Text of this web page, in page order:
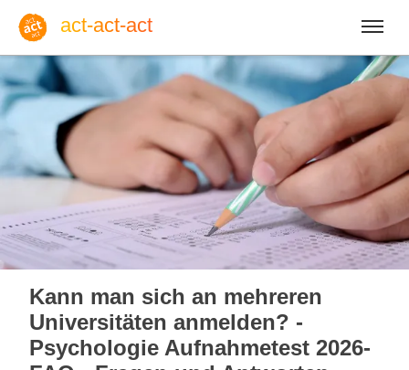
act-act-act
Anmelden
Blog
Sa, 08. August 2026 | 32
Kann man sich an mehreren
Universitäten anmelden? -
Psychologie Aufnahmetest 2026-